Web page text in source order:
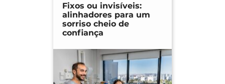
Fixos ou invisíveis:
alinhadores para um
sorriso cheio de
confiança